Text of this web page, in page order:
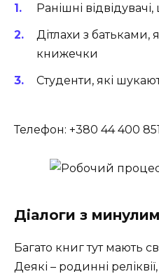
Ранішні
Дітлахи з батьками,
книжечки
Студенти, які
Телефон: +380 44 400
Діалоги з
Багато книг тут мають
Деякі – родинні